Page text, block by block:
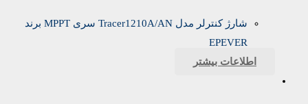
شارژ کنترلر مدل Tracer1210A/AN سری MPPT برند
EPEVER
اطلاعات بیشتر